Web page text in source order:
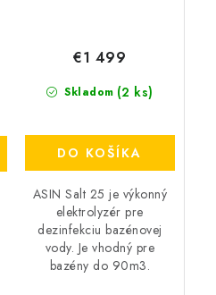
Skladom (2 ks)
€1 499
DO KOŠÍKA
ASIN Salt 25 je výkonný
elektrolyzér pre
dezinfekciu bazénovej
vody. Je vhodný pre
bazény do 90m3.